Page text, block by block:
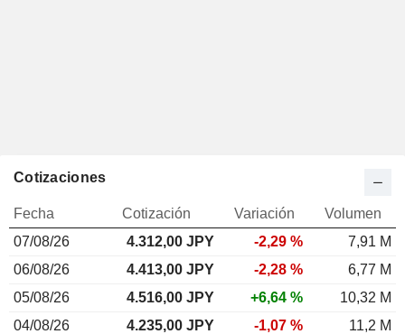
Cotizaciones
Fecha Cotización Variación
Volumen
07/08/26
4.312,00 JPY -2,29 %
7,91 M
06/08/26
4.413,00 JPY -2,28 %
6,77 M
05/08/26
4.516,00 JPY +6,64 %
10,32 M
04/08/26
4.235,00 JPY -1,07 %
11,2 M